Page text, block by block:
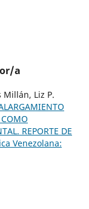
a
Millán, Liz P.
REPORTE DE
Venezolana: